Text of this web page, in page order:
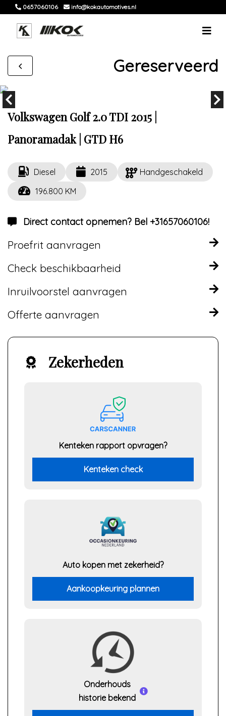
0657060106 info@kokautomotives.nl
Gereserveerd
Volkswagen Golf 2.0 TDI 2015 |
Panoramadak | GTD H6
Diesel 2015
Handgeschakeld
196.800 KM
Direct contact opnemen? Bel +31657060106!
Proefrit aanvragen
Check beschikbaarheid
Inruilvoorstel aanvragen
Offerte aanvragen
Zekerheden
Kenteken rapport opvragen?
Kenteken check
Auto kopen met zekerheid?
Aankoopkeuring plannen
Onderhouds
historie bekend